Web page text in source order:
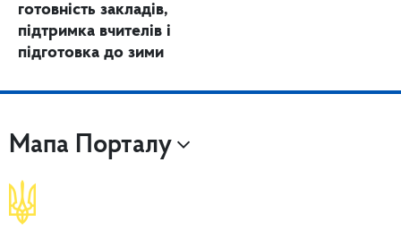
готовність закладів,
підтримка вчителів і
підготовка до зими
Мапа Порталу